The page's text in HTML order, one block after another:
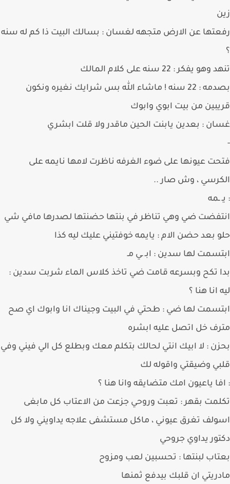
عن الارض متجهه لغسان : بسالك البيت ذا كم له سنه
يفكر : 22 سنه على كلام المالك
بصدمه : 22 سنه ! ماشاء الله بس شرايك نغيره ونكون
من بيت ابوي وابوك
: بعدين يابنت الحين ماقدر ولا قلت ابشري
عيونها على ضوء الغرفه ناظرت لامها نايمه على
، وش صار ..
ـمه
ضي وهي تناظر في بنتها حضنتها لصدرها مافي شي
بعد حضن الام : يايمه خوفتيني عليك ليه كذا
لها سدين : ابـ ـي مـ
تكح وبسرعه قامت ضي تاخذ كلاس الماء شربت سدين :
انا هنا ؟
لها ضي : طحتي في البيت وجيناك انا وابوك اي صح
خل اتصل عليه ابشره
: لا ابيك انتي لحالك بتكلم معك وبطلع كل الي فيني وفي
وضيقتي واقوله لك
ياعيون امك متضايقه وانا هنا ؟
بقهر : تعبت وروحي جزعت من الاعتاب كل مابغى
تغرق عيوني ، ماكل مستشفى علاجه يداويني ولا كل
يداوي جروحي
لبنتها : تحسبين لعب ومزوح
ان قلبك بيدفع ثمنها